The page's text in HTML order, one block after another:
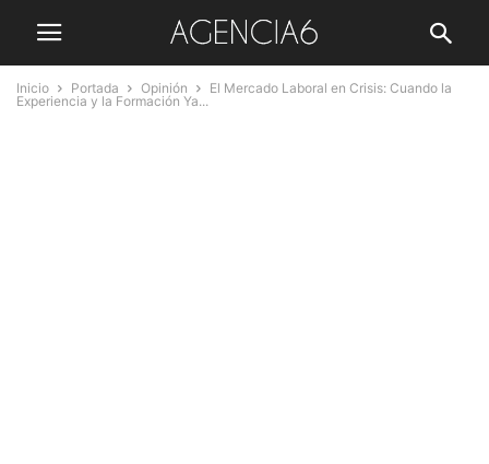
Inicio Portada Opinión
El Mercado Laboral en Crisis: Cuando la
Experiencia y la Formación Ya...